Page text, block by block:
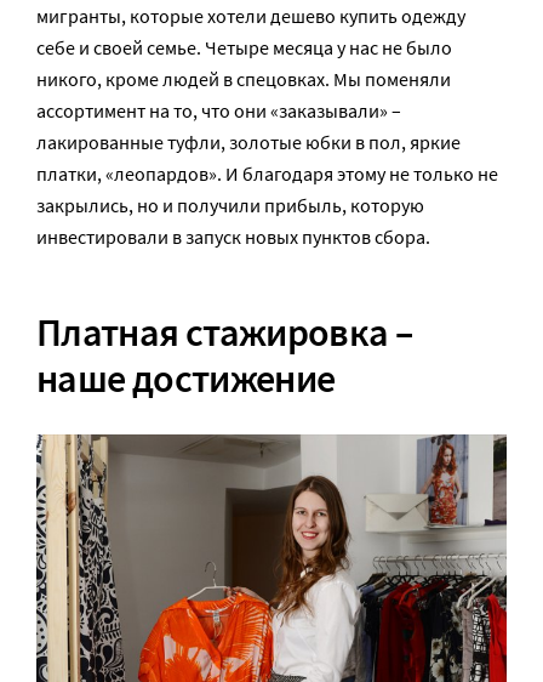
мигранты, которые хотели дешево купить одежду
себе и своей семье. Четыре месяца у нас не было
никого, кроме людей в спецовках. Мы поменяли
ассортимент на то, что они «заказывали» –
лакированные туфли, золотые юбки в пол, яркие
платки, «леопардов». И благодаря этому не только не
закрылись, но и получили прибыль, которую
инвестировали в запуск новых пунктов сбора.
Платная стажировка –
наше достижение